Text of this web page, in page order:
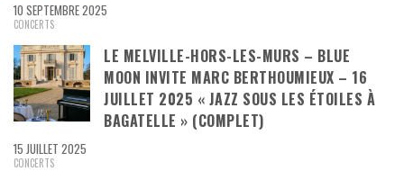
10 SEPTEMBRE 2025
CONCERTS
LE MELVILLE-HORS-LES-MURS – BLUE
MOON INVITE MARC BERTHOUMIEUX – 16
JUILLET 2025 « JAZZ SOUS LES ÉTOILES À
BAGATELLE » (COMPLET)
15 JUILLET 2025
CONCERTS